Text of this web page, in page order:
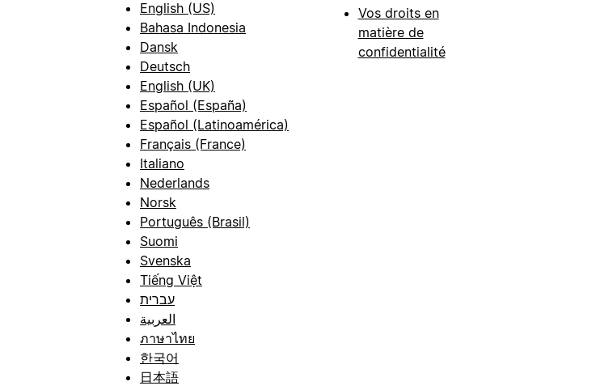
English (US)
Bahasa Indonesia
Dansk
Deutsch
English (UK)
Español (España)
Español (Latinoamérica)
Français (France)
Italiano
Nederlands
Norsk
Português (Brasil)
Suomi
Svenska
Tiếng Việt
עברית
العربية
ภาษาไทย
한국어
日本語
Vos droits en
matière de
confidentialité